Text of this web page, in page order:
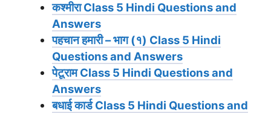
कश्मीरा Class 5 Hindi Questions and
Answers
पहचान हमारी – भाग (१) Class 5 Hindi
Questions and Answers
पेटूराम Class 5 Hindi Questions and
Answers
बधाई कार्ड Class 5 Hindi Questions and